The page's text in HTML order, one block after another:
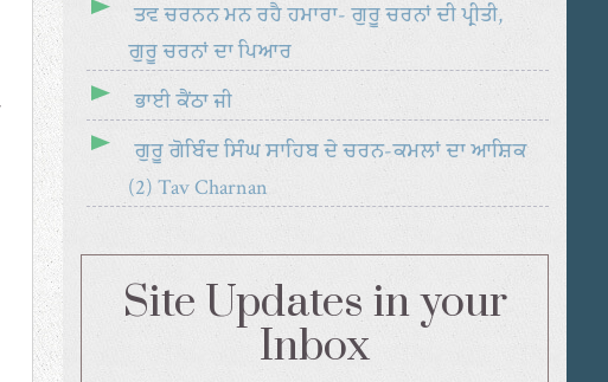
ਤਵ ਚਰਨਨ ਮਨ ਰਹੈ ਹਮਾਰਾ- ਗੁਰੂ ਚਰਨਾਂ ਦੀ ਪ੍ਰੀਤੀ,
ਗੁਰੂ ਚਰਨਾਂ ਦਾ ਪਿਆਰ
ਭਾਈ ਕੈਂਠਾ ਜੀ
ਗੁਰੂ ਗੋਬਿੰਦ ਸਿੰਘ ਸਾਹਿਬ ਦੇ ਚਰਨ-ਕਮਲਾਂ ਦਾ ਆਸ਼ਿਕ
(2) Tav Charnan
Site Updates in your
Inbox